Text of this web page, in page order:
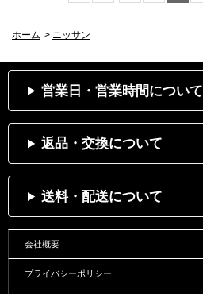
ホーム > ニッサン
営業日・営業時間について
返品・交換について
送料・配送について
会社概要
プライバシーポリシー